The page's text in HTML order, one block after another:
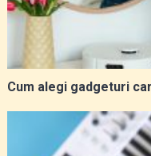
Cum alegi gadgeturi